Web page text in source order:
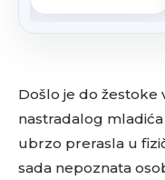
Došlo je do žestoke
nastradalog
ubrzo prerasla u
sada nepoznata